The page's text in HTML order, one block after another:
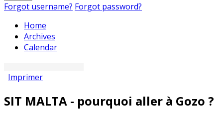
Forgot username? Forgot password?
Home
Archives
Calendar
Imprimer
SIT MALTA - pourquoi aller à Gozo ?